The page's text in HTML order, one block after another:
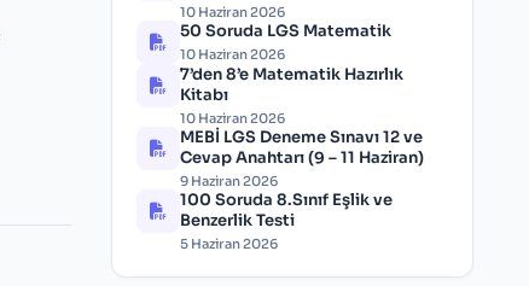
10 Haziran 2026
50 Soruda LGS Matematik
10 Haziran 2026
7’den 8’e Matematik Hazırlık
Kitabı
10 Haziran 2026
MEBİ LGS Deneme Sınavı 12 ve
Cevap Anahtarı (9 – 11 Haziran)
9 Haziran 2026
100 Soruda 8.Sınıf Eşlik ve
Benzerlik Testi
5 Haziran 2026